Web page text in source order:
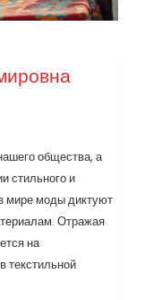
общества, а
стильного и
мире моды диктуют
Отражая
на
текстильной